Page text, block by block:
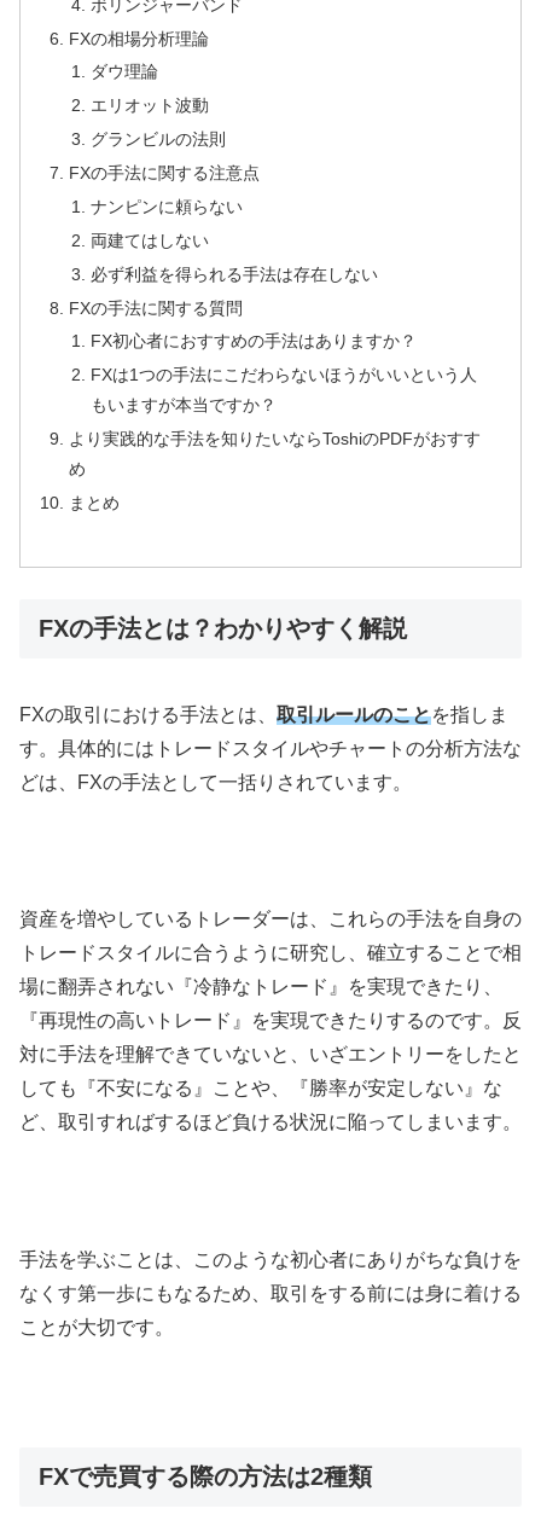
ボリンジャーバンド
FXの相場分析理論
ダウ理論
エリオット波動
グランビルの法則
FXの手法に関する注意点
ナンピンに頼らない
両建てはしない
必ず利益を得られる手法は存在しない
FXの手法に関する質問
FX初心者におすすめの手法はありますか？
FXは1つの手法にこだわらないほうがいいという人
もいますが本当ですか？
より実践的な手法を知りたいならToshiのPDFがおすす
め
まとめ
FXの手法とは？わかりやすく解説
FXの取引における手法とは、 取引ルールのことを指しま
す。具体的にはトレードスタイルやチャートの分析方法な
どは、
FXの手法として一括りされています。
資産を増やしているトレーダーは、これらの手法を自身の
トレードスタイルに合うように研究し、確立することで相
場に翻弄されない『冷静なトレード』を実現できたり、
『再現性の高いトレード』を実現できたりするのです。反
対に手法を理解できていないと、いざエントリーをしたと
しても『不安になる』ことや、『勝率が安定しない』な
ど、取引すればするほど負ける状況に陥ってしまいます。
手法を学ぶことは、このような初心者にありがちな負けを
なくす第一歩にもなるため、取引をする前には身に着ける
ことが大切です。
FXで売買する際の方法は2種類